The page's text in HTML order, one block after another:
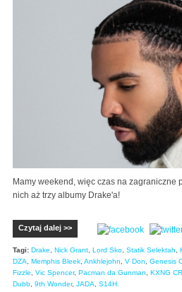
Mamy weekend, więc czas na zagraniczne
nich aż trzy albumy Drake'a!
Czytaj dalej >>
Tagi: Drake Nick Grant Lord Sko Statik Selektah
DZA
Memphis Bleek Ankhlejohn V Don Genesis
Fizzle
Vic Spencer, Pacman da Gunman KXNG
Dubb 9th Wonder, JADA S14H.